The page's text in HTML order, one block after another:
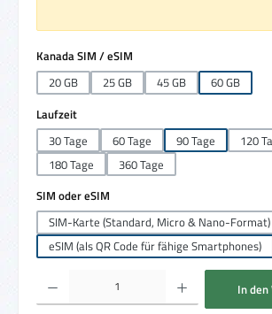
Kanada SIM / eSIM
20 GB
25 GB 45 GB
60 GB
Laufzeitauswählen
30 Tage
60 Tage 90 Tage
120
180 Tage
360 Tage
SIM oder eSIM
SIM-Karte (Standard, Micro & Nano-Format)
eSIM (als QR Code für fähige Smartphones)
Produkt Anzahl: Gib den gewünschten Wert ein oder
In